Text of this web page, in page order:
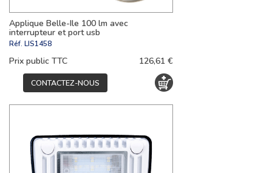
Applique Belle-Ile 100 lm avec
interrupteur et port usb
Réf. LIS1458
Prix public TTC 126,61 €
CONTACTEZ-NOUS